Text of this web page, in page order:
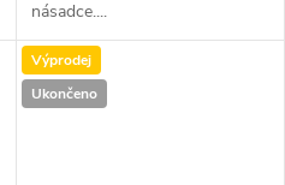
násadce....
Výprodej
Ukončeno